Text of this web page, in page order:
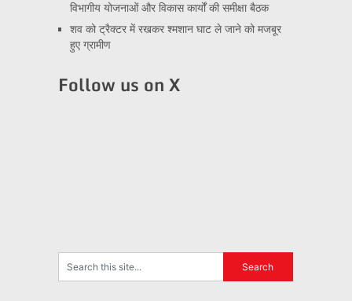
विभागीय योजनाओं और विकास कार्यों की समीक्षा बैठक
शव को ट्रैक्टर में रखकर श्मशान घाट ले जाने को मजबूर
हुए ग्रामीण
Follow us on X